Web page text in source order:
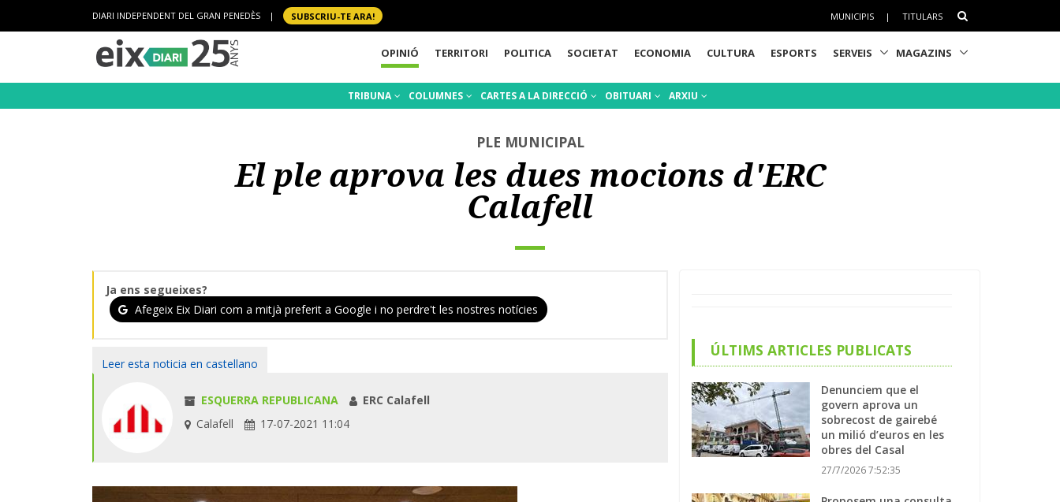
DIARI INDEPENDENT DEL GRAN PENEDÈS | SUBSCRIU-TE ARA! MUNICIPIS | TITULARS
OPINIÓ TERRITORI POLITICA SOCIETAT ECONOMIA CULTURA ESPORTS SERVEIS MAGAZINS
TRIBUNA COLUMNES CARTES A LA DIRECCIÓ OBITUARI ARXIU
PLE MUNICIPAL
El ple aprova les dues mocions d'ERC
Calafell
Ja ens segueixes?
Afegeix Eix Diari com a mitjà preferit a Google i no perdre't les nostres notícies
Leer esta noticia en castellano
ESQUERRA REPUBLICANA
ERC Calafell
Calafell
17-07-2021 11:04
ÚLTIMS ARTICLES PUBLICATS
Denunciem que el
govern aprova un
sobrecost de gairebé
un milió d’euros en les
obres del Casal
27/7/2026 7:52:35